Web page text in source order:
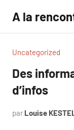
contenu
A la
Uncategorized
Des
d’infos
par Louise